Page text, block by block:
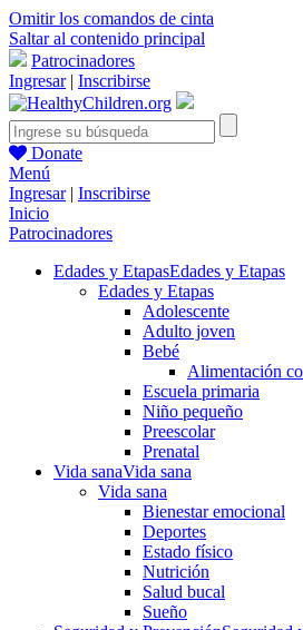
Omitir los comandos de cinta
Saltar al contenido principal
Patrocinadores
Ingresar| Inscribirse
Donate
Menú
Ingresar| Inscribirse
Inicio
Patrocinadores
Edades y EtapasEdades y Etapas
Edades y Etapas
Adolescente
Adulto joven
Bebé
Alimentación
Escuela primaria
Niño pequeño
Preescolar
Prenatal
Vida sanaVida sana
Vida sana
Bienestar emocional
Deportes
Estado físico
Nutrición
Salud bucal
Sueño